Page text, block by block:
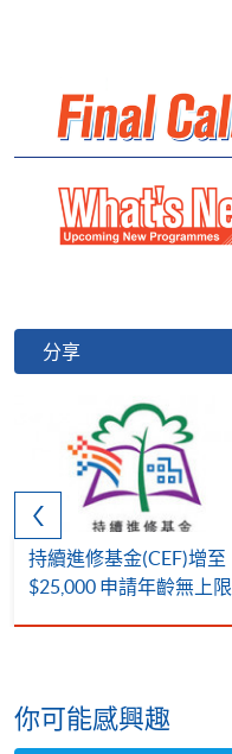
分享
持續進修基金(CEF)增至
$25,000 申請年齡無上限
你可能感興趣